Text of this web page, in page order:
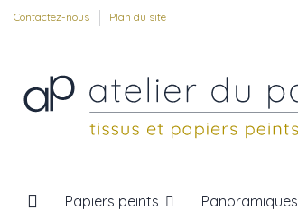
Contactez-nous Plan du site
Papiers peints Panoramiques